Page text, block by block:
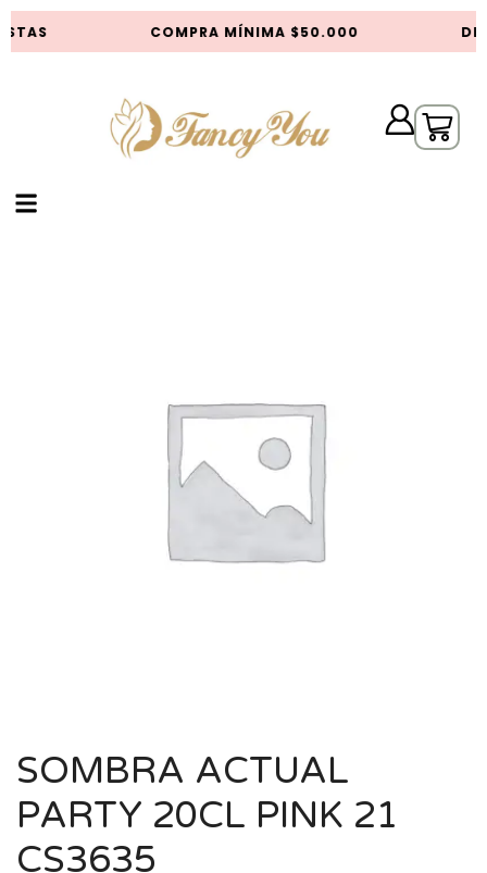
COMPRA MÍNIMA $50.000
SOMBRA ACTUAL
PARTY 20CL PINK 21
CS3635